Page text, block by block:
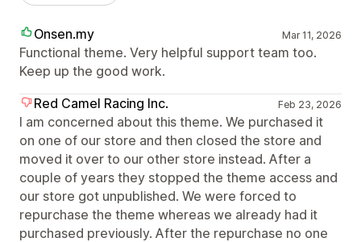
Onsen.my Mar 11, 2026
Functional theme. Very helpful support team too.
Keep up the good work.
Red Camel Racing Inc.
Feb 23, 2026
I am concerned about this theme. We purchased it
on one of our store and then closed the store and
moved it over to our other store instead. After a
couple of years they stopped the theme access and
our store got unpublished. We were forced to
repurchase the theme whereas we already had it
purchased previously. After the repurchase no one